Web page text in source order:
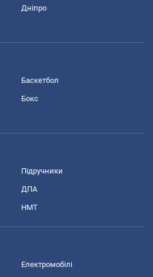
Дніпро
Баскетбол
Бокс
Підручники
ДПА
НМТ
Електромобілі